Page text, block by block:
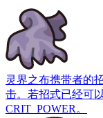
灵界之布携带者的
击。若招式已经可
CRIT_POWER。